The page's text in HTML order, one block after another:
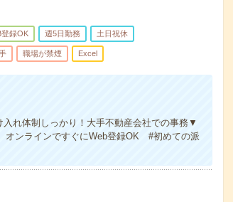
登録OK 週5日勤務 土日祝休
職場が禁煙 Excel
れ体制しっかり！大手不動産会社での事務▼
オンラインですぐにWeb登録OK #初めての派